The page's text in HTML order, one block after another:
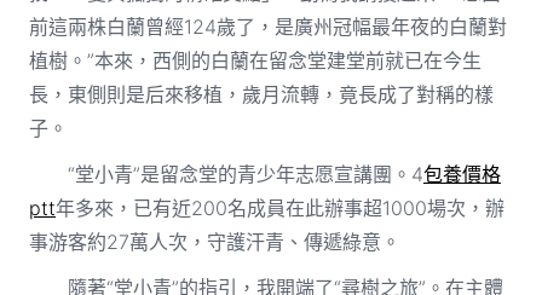
前這兩株白蘭曾經124歲了，是廣州冠幅最年夜的白蘭對
植樹。”本來，西側的白蘭在留念堂建堂前就已在今生
長，東側則是后來移植，歲月流轉，竟長成了對稱的樣
子。
“堂小青”是留念堂的青少年志愿宣講團。4包養價格
ptt年多來，已有近200名成員在此辦事超1000場次，辦
事游客約27萬人次，守護汗青、傳遞綠意。
隨著“堂小青”的指引，我開端了“尋樹之旅”。在主體